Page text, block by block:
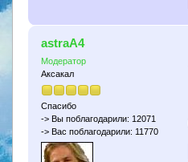
astraA4
Модератор
Аксакал
Спасибо
-> Вы поблагодарили: 12071
-> Вас поблагодарили: 11770